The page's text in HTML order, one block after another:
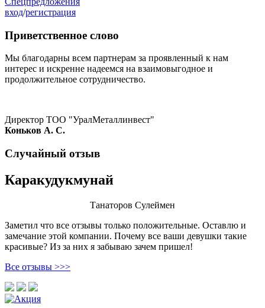
вход/регистрация
Приветственное слово
Мы благодарны всем партнерам за проявленный к нам
интерес и искренне надеемся на взаимовыгодное и
продолжительное сотрудничество.
Директор ТОО "УралМеталлинвест"
Коньков А. С.
Случайный отзыв
Каракудукмунай
Танаторов Сулеймен
Заметил что все отзывы только положительные. Оставлю и
замечание этой компании. Почему все ваши девушки такие
красивые? Из за них я забываю зачем пришел!
Все отзывы >>>